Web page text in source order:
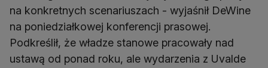
na konkretnych scenariuszach - wyjaśnił DeWine
na poniedziałkowej konferencji prasowej.
Podkreślił, że władze stanowe pracowały nad
ustawą od ponad roku, ale wydarzenia z Uvalde